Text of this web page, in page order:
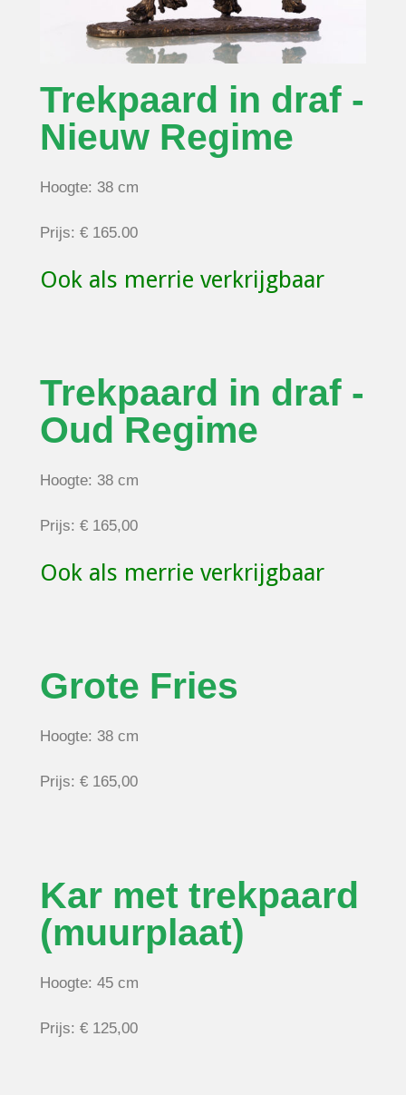
Trekpaard in draf -
Nieuw Regime
Hoogte: 38 cm
Prijs: € 165.00
Ook als merrie verkrijgbaar
Trekpaard in draf -
Oud Regime
Hoogte: 38 cm
Prijs: € 165,00
Ook als merrie verkrijgbaar
Grote Fries
Hoogte: 38 cm
Prijs: € 165,00
Kar met trekpaard
(muurplaat)
Hoogte: 45 cm
Prijs: € 125,00